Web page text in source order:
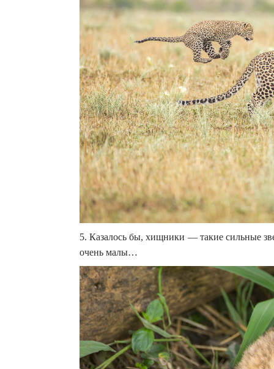
5. Казалось бы, хищники — такие сильные
очень малы…